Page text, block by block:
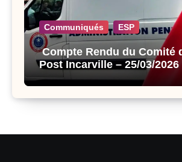
Communiqués ESP
Compte Rendu du Comité
Post Incarville – 25/03/2026